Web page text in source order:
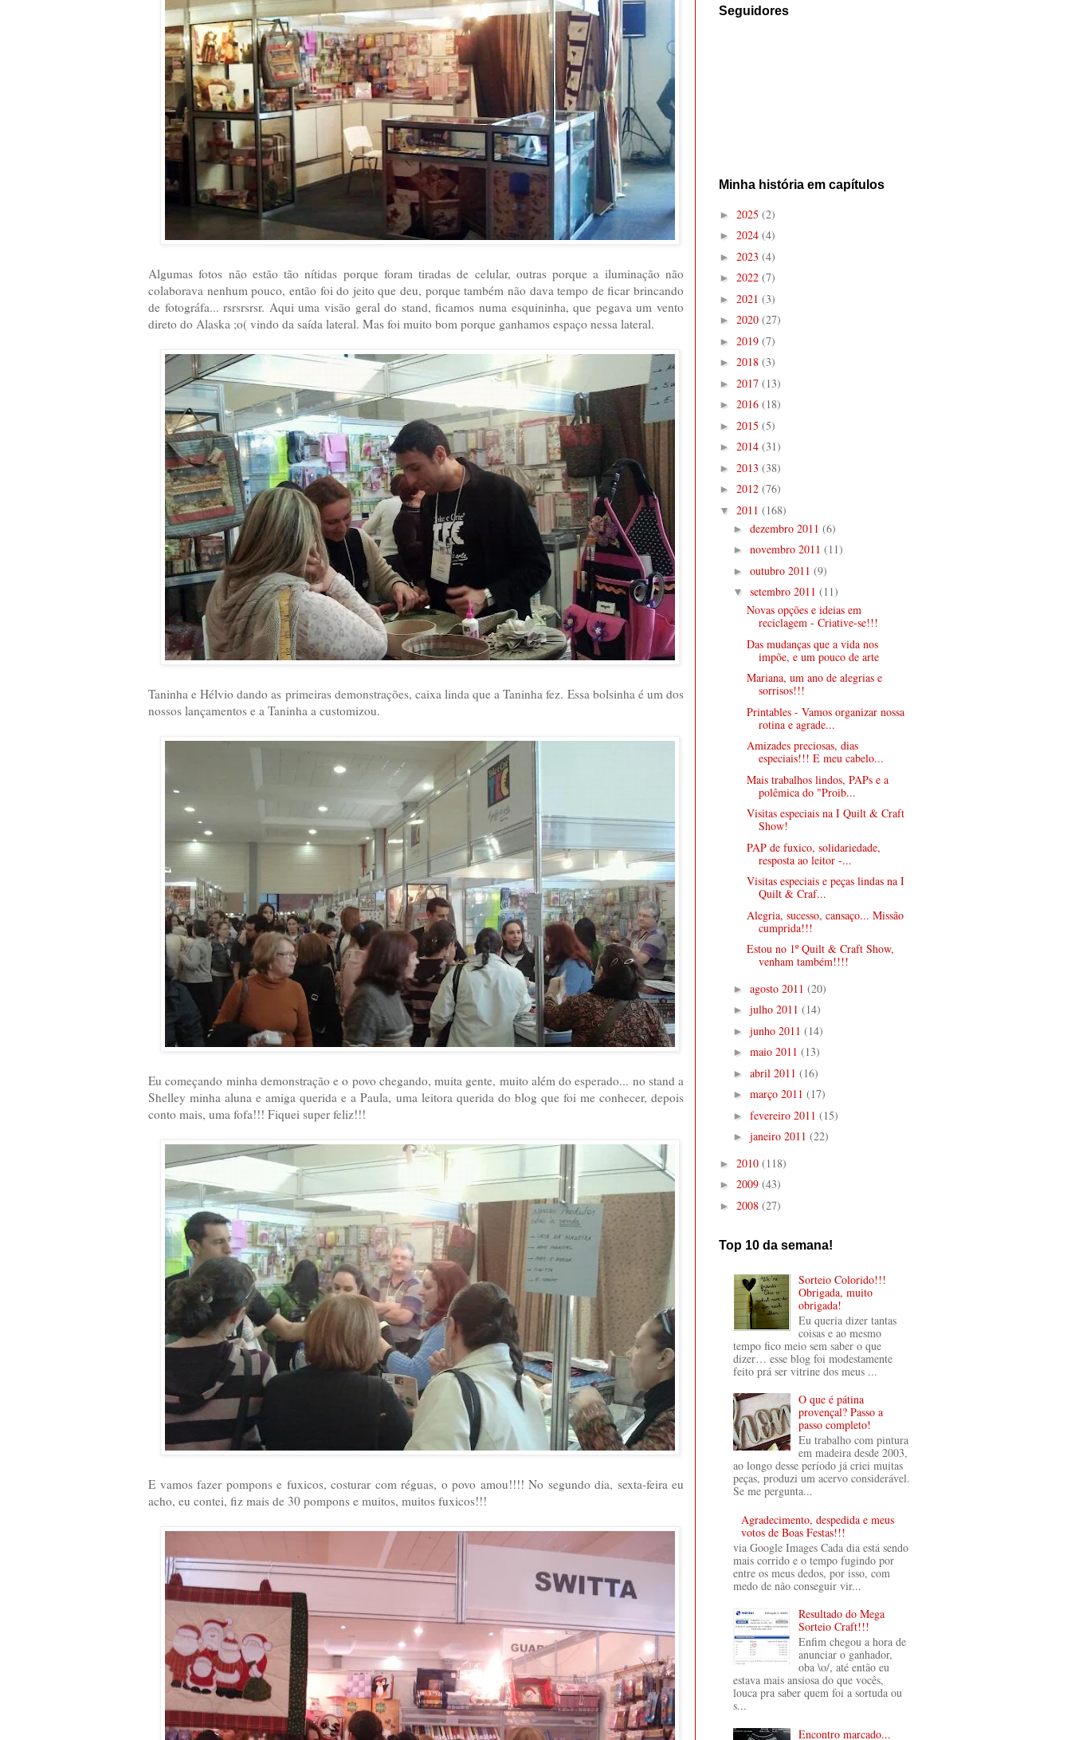
Algumas fotos não estão tão nítidas porque foram tiradas de celular, outras porque a iluminação não
colaborava nenhum pouco, então foi do jeito que deu, porque também não dava tempo de ficar brincando
de fotográfa... rsrsrsrsr. Aqui uma visão geral do stand, ficamos numa esquininha, que pegava um vento
direto do Alaska ;o( vindo da saída lateral. Mas foi muito bom porque ganhamos espaço nessa lateral.
Taninha e Hélvio dando as primeiras demonstrações, caixa linda que a Taninha fez. Essa bolsinha é um dos
nossos lançamentos e a Taninha a customizou.
Eu começando minha demonstração e o povo chegando, muita gente, muito além do esperado... no stand a
Shelley minha aluna e amiga querida e a Paula, uma leitora querida do blog que foi me conhecer, depois
conto mais, uma fofa!!! Fiquei super feliz!!!
E vamos fazer pompons e fuxicos, costurar com réguas, o povo amou!!!! No segundo dia, sexta-feira eu
acho, eu contei, fiz mais de 30 pompons e muitos, muitos fuxicos!!!
Seguidores
Minha história em capítulos
► 2025 (2)
► 2024 (4)
► 2023 (4)
► 2022 (7)
► 2021 (3)
► 2020 (27)
► 2019 (7)
► 2018 (3)
► 2017 (13)
► 2016 (18)
► 2015 (5)
► 2014 (31)
► 2013 (38)
► 2012 (76)
▼ 2011 (168)
► dezembro 2011 (6)
► novembro 2011 (11)
► outubro 2011 (9)
▼ setembro 2011 (11)
Novas opções e ideias em
reciclagem - Criative-se!!!
Das mudanças que a vida nos
impõe, e um pouco de arte
Mariana, um ano de alegrias e
sorrisos!!!
Printables - Vamos organizar nossa
rotina e agrade...
Amizades preciosas, dias
especiais!!! E meu cabelo...
Mais trabalhos lindos, PAPs e a
polêmica do "Proib...
Visitas especiais na I Quilt & Craft
Show!
PAP de fuxico, solidariedade,
resposta ao leitor -...
Visitas especiais e peças lindas na I
Quilt & Craf...
Alegria, sucesso, cansaço... Missão
cumprida!!!
Estou no 1º Quilt & Craft Show,
venham também!!!!
► agosto 2011 (20)
► julho 2011 (14)
► junho 2011 (14)
► maio 2011 (13)
► abril 2011 (16)
► março 2011 (17)
► fevereiro 2011 (15)
► janeiro 2011 (22)
► 2010 (118)
► 2009 (43)
► 2008 (27)
Top 10 da semana!
Sorteio Colorido!!!
Obrigada, muito
obrigada!
Eu queria dizer tantas
coisas e ao mesmo
tempo fico meio sem saber o que
dizer… esse blog foi modestamente
feito prá ser vitrine dos meus ...
O que é pátina
provençal? Passo a
passo completo!
Eu trabalho com pintura
em madeira desde 2003,
ao longo desse período já criei muitas
peças, produzi um acervo considerável.
Se me pergunta...
Agradecimento, despedida e meus
votos de Boas Festas!!!
via Google Images Cada dia está sendo
mais corrido e o tempo fugindo por
entre os meus dedos, por isso, com
medo de não conseguir vir...
Resultado do Mega
Sorteio Craft!!!
Enfim chegou a hora de
anunciar o ganhador,
oba \o/, até então eu
estava mais ansiosa do que vocês,
louca pra saber quem foi a sortuda ou
s...
Encontro marcado...